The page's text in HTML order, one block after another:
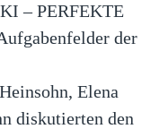
– PERFEKTE
der
Elena
diskutierten den